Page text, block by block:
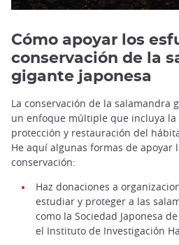
Cómo apoyar los
conservación de la
gigante japonesa
La conservación de la salamandra
un enfoque múltiple que incluya
protección y restauración del
He aquí algunas formas de apoyar
conservación:
Haz donaciones a
estudiar y proteger a las
como la Sociedad Japonesa
el Instituto de Investigación